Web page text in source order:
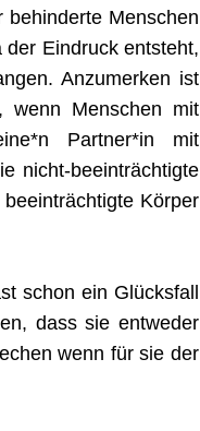
Menschen
Eindruck entsteht,
Anzumerken ist
wenn Menschen mit
Partner*in mit
nicht-beeinträchtigte
Körper
schon ein Glücksfall
dass sie entweder
wenn für sie der